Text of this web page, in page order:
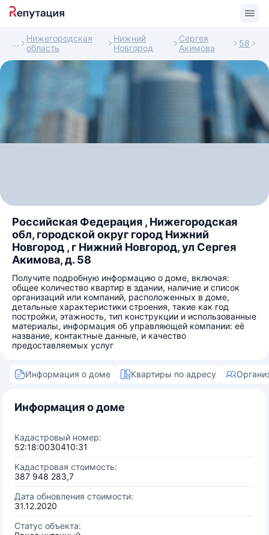
Нижегородская
область
Нижний
Новгород
Сергея
Акимова
58
Российская Федерация , Нижегородская
обл, городской округ город Нижний
Новгород , г Нижний Новгород, ул Сергея
Акимова, д. 58
Получите подробную информацию о доме, включая:
общее количество квартир в здании, наличие и список
организаций или компаний, расположенных в доме,
детальные характеристики строения, такие как год
постройки, этажность, тип конструкции и использованные
материалы, информация об управляющей компании: её
название, контактные данные, и качество
предоставляемых услуг
Информация о доме Квартиры по адресу
Информация о доме
Кадастровый номер:
52:18:0030410:31
Кадастровая стоимость:
387 948 283,7
Дата обновления стоимости:
31.12.2020
Статус объекта: